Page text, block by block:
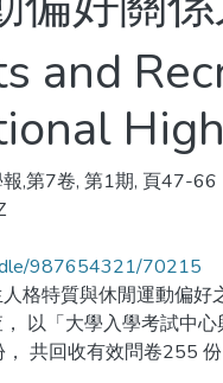
and
,第7卷, 第1期, 頁47-66
987654321/70215
格特質與休閒運動偏
以「大學入學考試中
共回收有效問卷255